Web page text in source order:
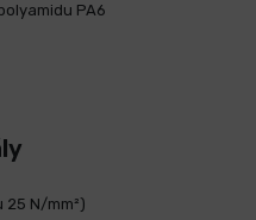
PA6
N/mm²)